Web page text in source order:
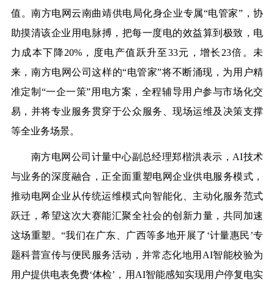
值 。南方电网云南曲靖供电局化身企业专属“电管家”，协
助摸清该企业 用电脉搏，把每一度电的效益算到极致 ，电
力成本下降20%，
度电产值 跃升至33元，增长 23倍。 未
来，南方电网公司这样的“电管家”将不断涌现，为用户精
准定制“一企一策”用电方案，全程辅导用户参与市场化交
易，并将专业服务贯穿于公众服务、现场运维及决策支撑
等全业务场景。
南方电网公司计量中心副总经理郑楷洪表示，AI技术
与业务的深度融合，正全面重塑电网企业供电服务模式，
推动电网企业从传统运维模式向智能化、主动化服务范式
跃迁，希望这次大赛能汇聚全社会的创新力量，共同加速
这场重塑。“我们在广东、广西等多地开展了‘计量惠民’专
题科普宣传与便民服务活动，并常态化地用AI智能校验为
用户提供电表免费‘体检’，用AI智能感知实现用户停复电实